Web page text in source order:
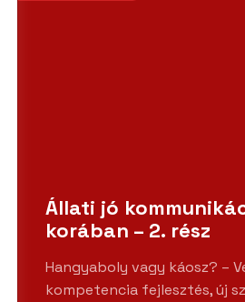
Állati jó
korában – 2. rész
Hangyaboly vagy káosz? –
kompetencia fejlesztés, új